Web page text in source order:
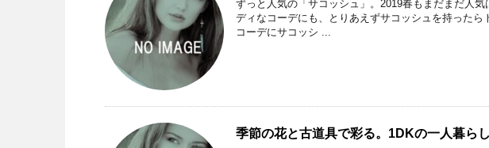
ずっと人気の「サコッシュ」。2019春もまだまだ人
ディなコーデにも、とりあえずサコッシュを持った
コーデにサコッシ ...
季節の花と古道具で彩る。1DKの一人暮ら